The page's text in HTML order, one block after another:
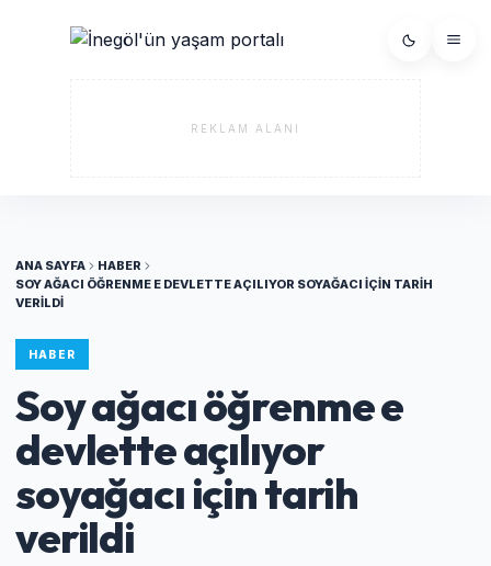
REKLAM ALANI
ANA SAYFA
HABER
SOY AĞACI ÖĞRENME E DEVLETTE AÇILIYOR SOYAĞACI IÇIN TARIH
VERILDI
HABER
Soy ağacı öğrenme e
devlette açılıyor
soyağacı için tarih
verildi